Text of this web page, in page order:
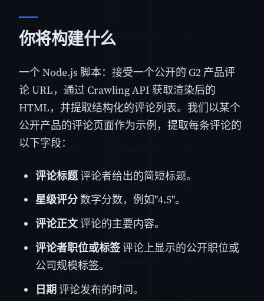
你将构建什么
一个 Node.js 脚本：接受一个公开的 G2 产品评
论 URL，通过 Crawling API 获取渲染后的
HTML，并提取结构化的评论列表。我们以某个
公开产品的评论页面作为示例，提取每条评论的
以下字段：
评论标题评论者给出的简短标题。
星级评分 数字分数，例如"4.5"。
评论正文评论的主要内容。
评论者职位或标签评论上显示的公开职位或
公司规模标签。
日期评论发布的时间。